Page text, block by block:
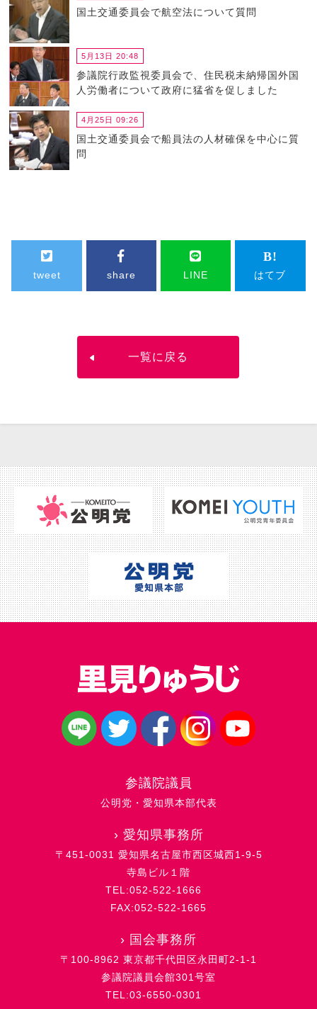
国土交通委員会で航空法について質問
5月13日 20:48
参議院行政監視委員会で、住民税未納帰国外国
人労働者について政府に猛省を促しました
4月25日 09:26
国土交通委員会で船員法の人材確保を中心に質
問
tweet share LINE はてブ
一覧に戻る
参議院議員
公明党・愛知県本部代表
› 愛知県事務所
〒451-0031 愛知県名古屋市西区城西1-9-5
寺島ビル１階
TEL:052-522-1666
FAX:052-522-1665
› 国会事務所
〒100-8962 東京都千代田区永田町2-1-1
参議院議員会館301号室
TEL:03-6550-0301